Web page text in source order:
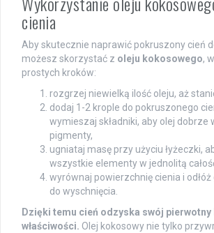
cienia
Aby skutecznie naprawić pokruszony cień
możesz skorzystać z oleju kokosowego,
prostych kroków:
rozgrzej niewielką ilość oleju, aż
dodaj 1-2 krople do pokruszonego
wymieszaj składniki, aby olej dobrze
pigmenty,
ugniataj masę przy użyciu łyżeczki,
wszystkie elementy w jednolitą
wyrównaj powierzchnię cienia i
do wyschnięcia.
Dzięki temu cień odzyska swój pierwotny
właściwości. Olej kokosowy nie tylko